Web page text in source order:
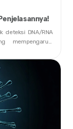
deteksi DNA/RNA
mempengaruhi